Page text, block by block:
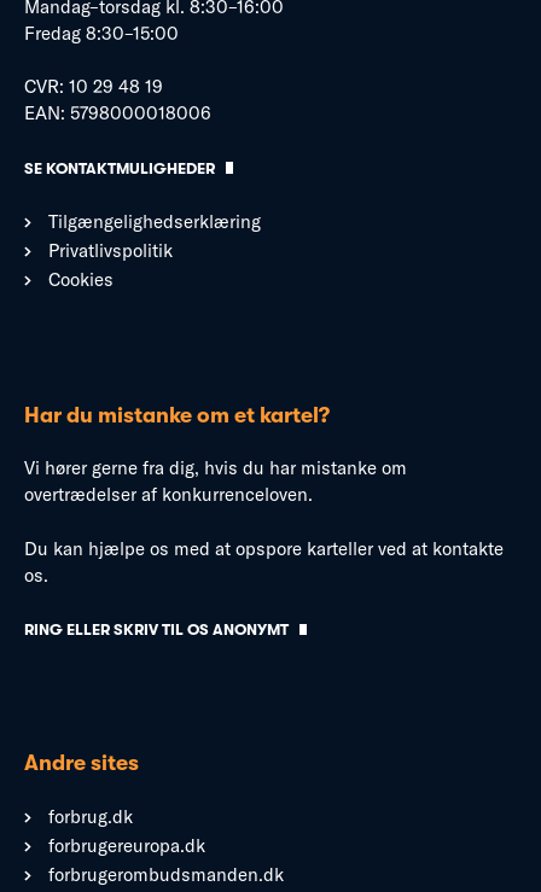
Mandag–torsdag kl. 8:30–16:00
Fredag 8:30–15:00
CVR: 10 29 48 19
EAN: 5798000018006
SE KONTAKTMULIGHEDER
Tilgængelighedserklæring
Privatlivspolitik
Cookies
Har du mistanke om et kartel?
Vi hører gerne fra dig, hvis du har mistanke om
overtrædelser af konkurrenceloven.
Du kan hjælpe os med at opspore karteller ved at kontakte
os.
RING ELLER SKRIV TIL OS ANONYMT
Andre sites
forbrug.dk
forbrugereuropa.dk
forbrugerombudsmanden.dk